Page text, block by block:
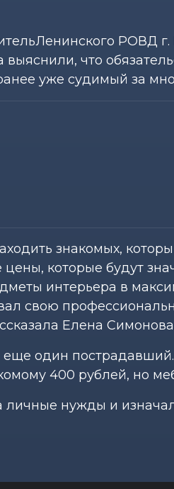
РОВД
выяснили, что
уже судимый за
знакомых,
которые будут
интерьера в
свою
Елена
один пострадавший.
400 рублей, но
нужды и